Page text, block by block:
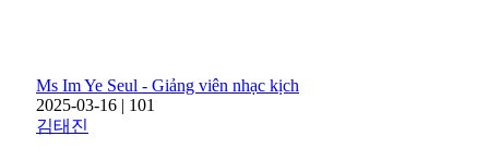
Ms Im Ye Seul - Giảng viên nhạc kịch
2025-03-16 | 101
김태진